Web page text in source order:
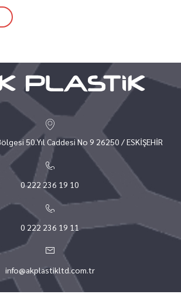
50.Yıl Caddesi No 9 26250 / ESKİŞEHİR
0 222 236 19 10
0 222 236 19 11
info@akplastikltd.com.tr